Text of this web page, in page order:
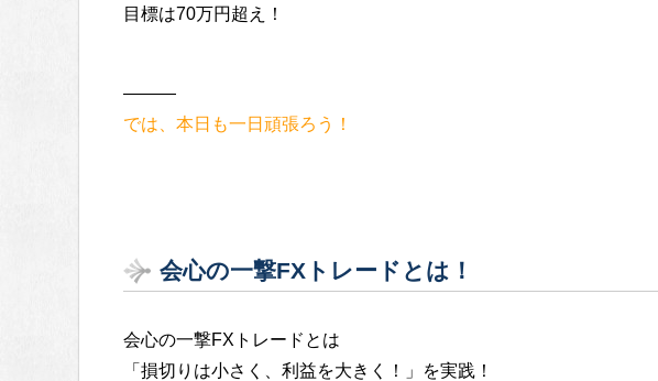
目標は70万円超え！
———
では、本日も一日頑張ろう！
会心の一撃FXトレードとは！
会心の一撃FXトレードとは
「損切りは小さく、利益を大きく！」を実践！